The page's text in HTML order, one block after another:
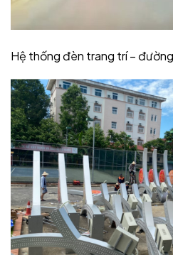
Hệ thống đèn trang trí –